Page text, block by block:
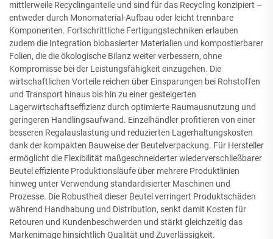
mittlerweile Recyclinganteile und sind für das Recycling konzipiert –
entweder durch Monomaterial-Aufbau oder leicht trennbare
Komponenten. Fortschrittliche Fertigungstechniken erlauben
zudem die Integration biobasierter Materialien und kompostierbarer
Folien, die die ökologische Bilanz weiter verbessern, ohne
Kompromisse bei der Leistungsfähigkeit einzugehen. Die
wirtschaftlichen Vorteile reichen über Einsparungen bei Rohstoffen
und Transport hinaus bis hin zu einer gesteigerten
Lagerwirtschaftseffizienz durch optimierte Raumausnutzung und
geringeren Handlingsaufwand. Einzelhändler profitieren von einer
besseren Regalauslastung und reduzierten Lagerhaltungskosten
dank der kompakten Bauweise der Beutelverpackung. Für Hersteller
ermöglicht die Flexibilität maßgeschneiderter wiederverschließbarer
Beutel effiziente Produktionsläufe über mehrere Produktlinien
hinweg unter Verwendung standardisierter Maschinen und
Prozesse. Die Robustheit dieser Beutel verringert Produktschäden
während Handhabung und Distribution, senkt damit Kosten für
Retouren und Kundenbeschwerden und stärkt gleichzeitig das
Markenimage hinsichtlich Qualität und Zuverlässigkeit.